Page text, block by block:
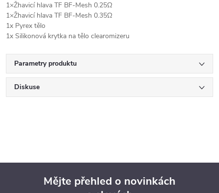
1×Žhavicí hlava TF BF-Mesh 0.25Ω
1×Žhavicí hlava TF BF-Mesh 0.35Ω
1x Pyrex tělo
1x Silikonová krytka na tělo clearomizeru
Parametry produktu
Diskuse
Mějte přehled o novinkách